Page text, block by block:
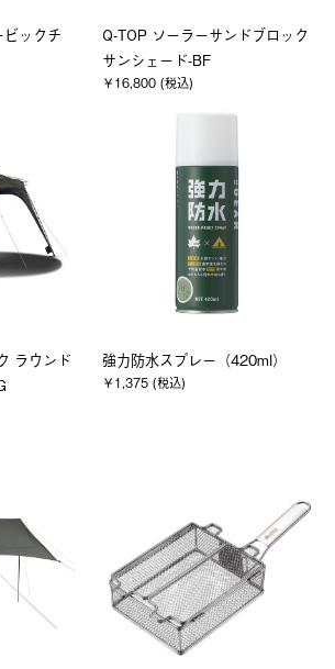
ックチ
Q-TOP ソーラーサンドブロック
サンシェード-BF
￥16,800 (税込)
ラウンド
強力防水スプレー（420ml）
￥1,375 (税込)